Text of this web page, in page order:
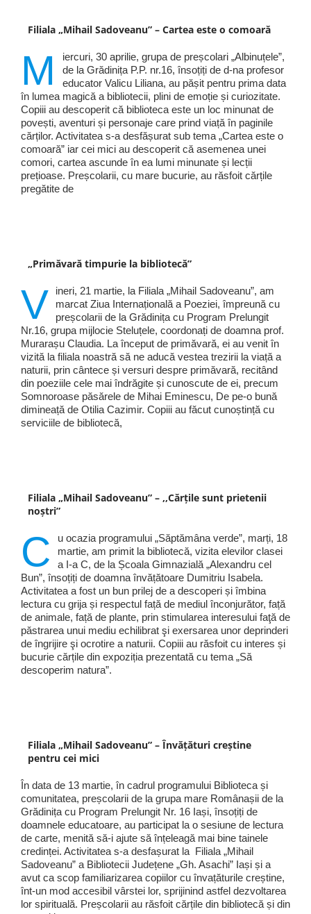
Filiala „Mihail Sadoveanu” – Cartea este o comoară
M
iercuri, 30 aprilie, grupa de preșcolari „Albinuțele”,
de la Grădinița P.P. nr.16, însoțiți de d-na profesor
educator Valicu Liliana, au pășit pentru prima data
în lumea magică a bibliotecii, plini de emoție și curiozitate.
Copiii au descoperit că biblioteca este un loc minunat de
povești, aventuri și personaje care prind viață în paginile
cărților. Activitatea s-a desfășurat sub tema „Cartea este o
comoară” iar cei mici au descoperit că asemenea unei
comori, cartea ascunde în ea lumi minunate și lecții
prețioase. Preșcolarii, cu mare bucurie, au răsfoit cărțile
pregătite de
„Primăvară timpurie la bibliotecă”
V
ineri, 21 martie, la Filiala „Mihail Sadoveanu”, am
marcat Ziua Internațională a Poeziei, împreună cu
preșcolarii de la Grădinița cu Program Prelungit
Nr.16, grupa mijlocie Steluțele, coordonați de doamna prof.
Murarașu Claudia. La început de primăvară, ei au venit în
vizită la filiala noastră să ne aducă vestea trezirii la viață a
naturii, prin cântece și versuri despre primăvară, recitând
din poeziile cele mai îndrăgite și cunoscute de ei, precum
Somnoroase păsărele de Mihai Eminescu, De pe-o bună
dimineață de Otilia Cazimir. Copiii au făcut cunoștință cu
serviciile de bibliotecă,
Filiala „Mihail Sadoveanu” – ,,Cărțile sunt prietenii
noștri”
C
u ocazia programului „Săptămâna verde”, marți, 18
martie, am primit la bibliotecă, vizita elevilor clasei
a I-a C, de la Școala Gimnazială „Alexandru cel
Bun”, însoțiți de doamna învățătoare Dumitriu Isabela.
Activitatea a fost un bun prilej de a descoperi și îmbina
lectura cu grija și respectul față de mediul înconjurător, față
de animale, față de plante, prin stimularea interesului faţă de
păstrarea unui mediu echilibrat şi exersarea unor deprinderi
de îngrijire şi ocrotire a naturii. Copiii au răsfoit cu interes și
bucurie cărțile din expoziția prezentată cu tema „Să
descoperim natura”.
Filiala „Mihail Sadoveanu” – Învățături creștine
pentru cei mici
În data de 13 martie, în cadrul programului Biblioteca și
comunitatea, preșcolarii de la grupa mare Românașii de la
Grădinița cu Program Prelungit Nr. 16 Iași, însoțiți de
doamnele educatoare, au participat la o sesiune de lectura
de carte, menită să-i ajute să înțeleagă mai bine tainele
credinței. Activitatea s-a desfașurat la Filiala „Mihail
Sadoveanu” a Bibliotecii Județene „Gh. Asachi” Iași și a
avut ca scop familiarizarea copiilor cu învațăturile creștine,
înt-un mod accesibil vârstei lor, sprijinind astfel dezvoltarea
lor spirituală. Preșcolarii au răsfoit cărțile din bibliotecă și din